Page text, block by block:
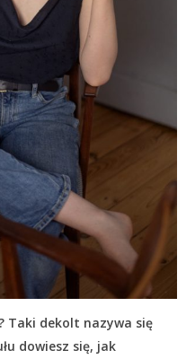
Taki dekolt nazywa się
dowiesz się, jak